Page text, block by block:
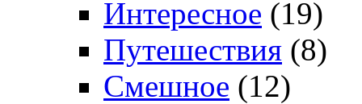
Интересное (19)
Путешествия (8)
Смешное (12)